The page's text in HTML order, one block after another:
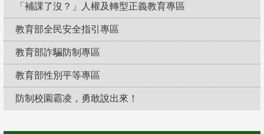
「補課了沒？」人權及轉型正義教育專區
教育部全民安全指引專區
教育部詐騙防制專區
教育部性別平等專區
防制校園霸凌，勇敢說出來！